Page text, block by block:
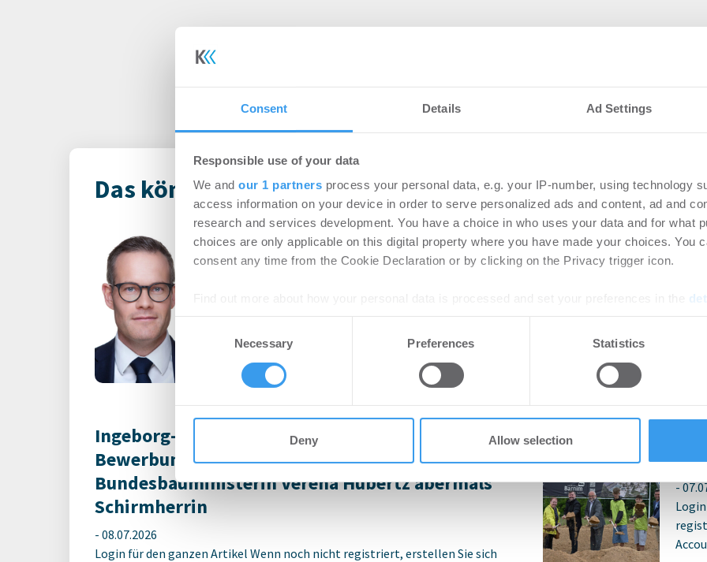
Consent Details Ad Settings
Responsible use of your data
We and our 1 partners process your personal data, e.g. your IP-number, using technology
access information on your device in order to serve personalized ads and content, ad and
research and services development. You have a choice in who uses your data and for what
choices are only applicable on this digital property where you have made your choices. You
consent any time from the Cookie Declaration or by clicking on the Privacy trigger icon.
We use cookies to personalise content and ads, to provide social media features and to
other information that you’ve provided to them or that they’ve collected from your use of their
Selection
Necessary Preferences Statistics
Deny Allow selection
Das könnte Dich auch interessieren
Principal Asset Management
ernennt Daniel Maric zum Leiter
-06.08.2026
Login für den ganzen Artikel Wenn noch nicht
registriert, erstellen Sie sich jetzt Ihren kostenlosen
Account, um auf die neusten ...
Ingeborg-Warschke-Nachwuchspreis 2026 –
Bewerbung bis 2. August möglich –
Bundesbauministerin Verena Hubertz abermals
Schirmherrin
- 08.07.2026
Login für den ganzen Artikel Wenn noch nicht registriert, erstellen Sie sich
-